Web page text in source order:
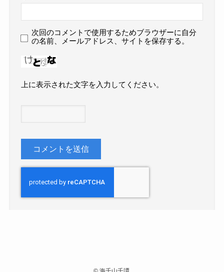
次回のコメントで使用するためブラウザーに自分
の名前、メールアドレス、サイトを保存する。
上に表示された文字を入力してください。